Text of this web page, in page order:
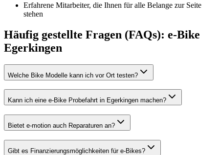
Erfahrene Mitarbeiter, die Ihnen für alle Belange zur Seite
stehen
Häufig gestellte Fragen (FAQs): e-Bike
Egerkingen
Welche Bike Modelle kann ich vor Ort testen?
Kann ich eine e-Bike Probefahrt in Egerkingen machen?
Bietet e-motion auch Reparaturen an?
Gibt es Finanzierungsmöglichkeiten für e-Bikes?